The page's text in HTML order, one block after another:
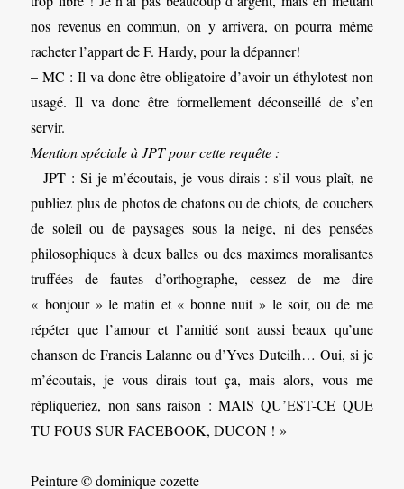
nos revenus en commun, on y arrivera, on pourra même
racheter l’appart de F. Hardy, pour la dépanner!
– MC : Il va donc être obligatoire d’avoir un éthylotest non
usagé. Il va donc être formellement déconseillé de s’en
servir.
Mention spéciale à JPT pour cette requête :
– JPT : Si je m’écoutais, je vous dirais : s’il vous plaît, ne
publiez plus de photos de chatons ou de chiots, de couchers
de soleil ou de paysages sous la neige, ni des pensées
philosophiques à deux balles ou des maximes moralisantes
truffées de fautes d’orthographe, cessez de me dire
« bonjour » le matin et « bonne nuit » le soir, ou de me
répéter que l’amour et l’amitié sont aussi beaux qu’une
chanson de Francis Lalanne ou d’Yves Duteilh… Oui, si je
m’écoutais, je vous dirais tout ça, mais alors, vous me
répliqueriez, non sans raison : MAIS QU’EST-CE QUE
TU FOUS SUR FACEBOOK, DUCON ! »
Peinture © dominique cozette